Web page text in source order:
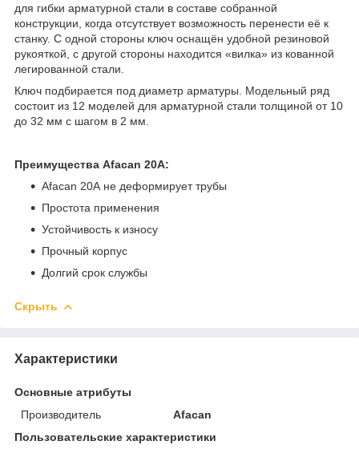
для гибки арматурной стали в составе собранной
конструкции, когда отсутствует возможность перенести её к
станку. С одной стороны ключ оснащён удобной резиновой
рукояткой, с другой стороны находится «вилка» из кованной
легированной стали.
Ключ подбирается под диаметр арматуры. Модельный ряд
состоит из 12 моделей для арматурной стали толщиной от 10
до 32 мм с шагом в 2 мм.
Преимущества Afacan 20А:
Afacan 20А не деформирует трубы
Простота применения
Устойчивость к износу
Прочный корпус
Долгий срок службы
Скрыть
Характеристики
Основные атрибуты
Производитель
Afacan
Пользовательские характеристики